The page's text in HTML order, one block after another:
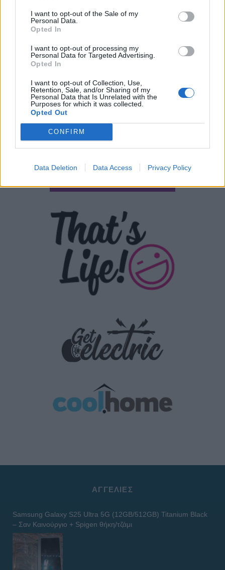
I want to opt-out of the Sale of my
Personal Data.
Opted In
I want to opt-out of processing my
Personal Data for Targeted Advertising.
Opted In
I want to opt-out of Collection, Use,
Retention, Sale, and/or Sharing of my
Personal Data that Is Unrelated with the
Purposes for which it was collected.
Opted Out
CONFIRM
Data Deletion Data Access Privacy Policy
ΣΎΝΔΕΣΜΟΙ
ΑΓΓΕΛΊΕΣ
Samsung Galaxy S25 Ultra 5G (12GB/512GB) Titanium Black
– Σαν Καινούργιο + Spigen θήκη/τζάμι